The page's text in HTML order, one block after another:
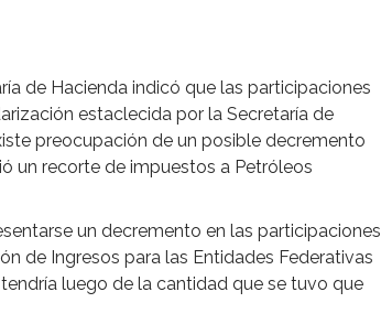
de Hacienda indicó que las participaciones
estaclecida por la Secretaría de
preocupación de un posible decremento
un recorte de impuestos a Petróleos
un decremento en las participaciones
de Ingresos para las Entidades Federativas
luego de la cantidad que se tuvo que